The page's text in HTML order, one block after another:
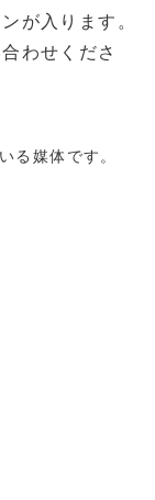
る媒体です。
が入ります。
わせくださ